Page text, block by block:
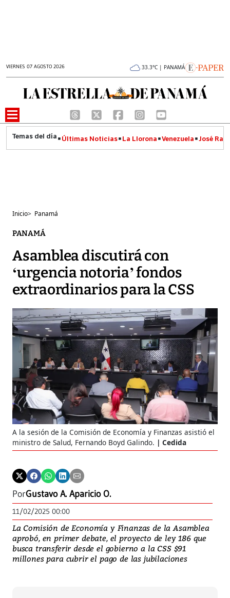
VIERNES 07 AGOSTO 2026 33.3°C | PANAMÁ
Últimas Noticias La Llorona Venezuela José
Inicio> Panamá
PANAMÁ
Asamblea discutirá con
‘urgencia notoria’ fondos
extraordinarios para la CSS
A la sesión de la Comisión de Economía y Finanzas asistió el
ministro de Salud, Fernando Boyd Galindo.
Cedida
PorGustavo A. Aparicio O.
11/02/2025 00:00
La Comisión de Economía y Finanzas de la Asamblea
aprobó, en primer debate, el proyecto de ley 186 que
busca transferir desde el gobierno a la CSS $91
millones para cubrir el pago de las jubilaciones